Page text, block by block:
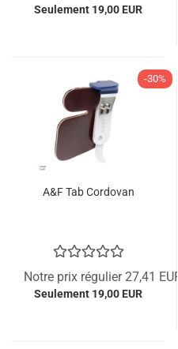
Seulement 19,00 EUR
-30%
A&F Tab Cordovan
Notre prix régulier 27,41 EUR
Seulement 19,00 EUR